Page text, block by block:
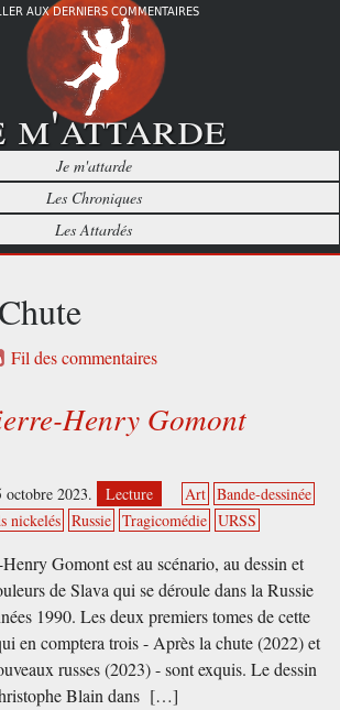
AUX DERNIERS COMMENTAIRES
m'attarde
Je m'attarde
Les Chroniques
Les Attardés
Fil des commentaires
Henry Gomont
octobre 2023. Lecture Art Bande-dessinée
nickelés Russie Tragicomédie URSS
Gomont est au scénario, au dessin et
de Slava qui se déroule dans la Russie
1990. Les deux premiers tomes de cette
en comptera trois - Après la chute (2022) et
russes (2023) - sont exquis. Le dessin
Blain dans […]